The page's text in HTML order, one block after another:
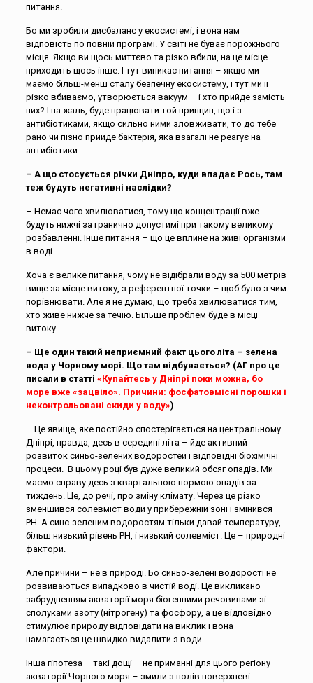
питання.
Бо ми зробили дисбаланс у екосистемі, і вона нам
відповість по повній програмі. У світі не буває порожнього
місця. Якщо ви щось миттєво та різко вбили, на це місце
приходить щось інше. І тут виникає питання – якщо ми
маємо більш-менш сталу безпечну екосистему, і тут ми її
різко вбиваємо, утворюється вакуум – і хто прийде замість
них? І на жаль, буде працювати той принцип, що і з
антибіотиками, якщо сильно ними зловживати, то до тебе
рано чи пізно прийде бактерія, яка взагалі не реагує на
антибіотики.
– А що стосується річки Дніпро, куди впадає Рось, там
теж будуть негативні наслідки?
– Немає чого хвилюватися, тому що концентрації вже
будуть нижчі за гранично допустимі при такому великому
розбавленні. Інше питання – що це вплине на живі організми
в воді.
Хоча є велике питання, чому не відібрали воду за 500 метрів
вище за місце витоку, з референтної точки – щоб було з чим
порівнювати. Але я не думаю, що треба хвилюватися тим,
хто живе нижче за течію. Більше проблем буде в місці
витоку.
– Ще один такий неприємний факт цього літа – зелена
вода у Чорному морі. Що там відбувається? (АГ про це
писали в статті «Купайтесь у Дніпрі поки можна, бо
море вже «зацвіло». Причини: фосфатовмісні порошки і
неконтрольовані скиди у воду»)
– Це явище, яке постійно спостерігається на центральному
Дніпрі, правда, десь в середині літа – йде активний
розвиток синьо-зелених водоростей і відповідні біохімічні
процеси. В цьому році був дуже великий обсяг опадів. Ми
маємо справу десь з квартальною нормою опадів за
тиждень. Це, до речі, про зміну клімату. Через це різко
зменшився солевміст води у прибережній зоні і змінився
РН. А синє-зеленим водоростям тільки давай температуру,
більш низький рівень РН, і низький солевміст. Це – природні
фактори.
Але причини – не в природі. Бо синьо-зелені водорості не
розвиваються випадково в чистій воді. Це викликано
забрудненням акваторії моря біогенними речовинами зі
сполуками азоту (нітрогену) та фосфору, а це відповідно
стимулює природу відповідати на виклик і вона
намагається це швидко видалити з води.
Інша гіпотеза – такі дощі – не приманні для цього регіону
акваторії Чорного моря – змили з полів поверхневі